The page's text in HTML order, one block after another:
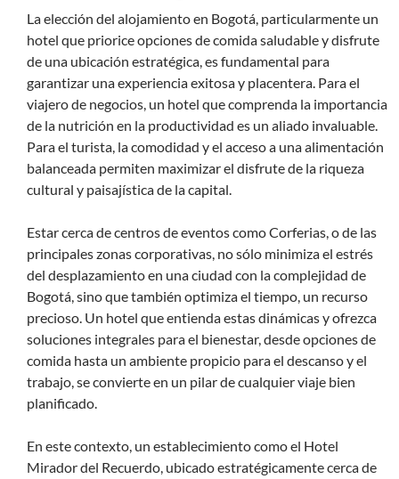
La elección del alojamiento en Bogotá, particularmente un
hotel que priorice opciones de comida saludable y disfrute
de una ubicación estratégica, es fundamental para
garantizar una experiencia exitosa y placentera. Para el
viajero de negocios, un hotel que comprenda la importancia
de la nutrición en la productividad es un aliado invaluable.
Para el turista, la comodidad y el acceso a una alimentación
balanceada permiten maximizar el disfrute de la riqueza
cultural y paisajística de la capital.
Estar cerca de centros de eventos como Corferias, o de las
principales zonas corporativas, no sólo minimiza el estrés
del desplazamiento en una ciudad con la complejidad de
Bogotá, sino que también optimiza el tiempo, un recurso
precioso. Un hotel que entienda estas dinámicas y ofrezca
soluciones integrales para el bienestar, desde opciones de
comida hasta un ambiente propicio para el descanso y el
trabajo, se convierte en un pilar de cualquier viaje bien
planificado.
En este contexto, un establecimiento como el Hotel
Mirador del Recuerdo, ubicado estratégicamente cerca de